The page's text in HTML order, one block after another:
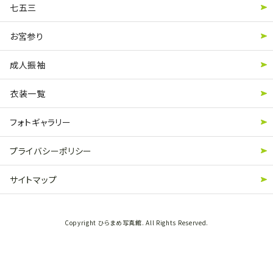
七五三
お宮参り
成人振袖
衣装一覧
フォトギャラリー
プライバシーポリシー
サイトマップ
Copyright ひらまめ写真館. All Rights Reserved.